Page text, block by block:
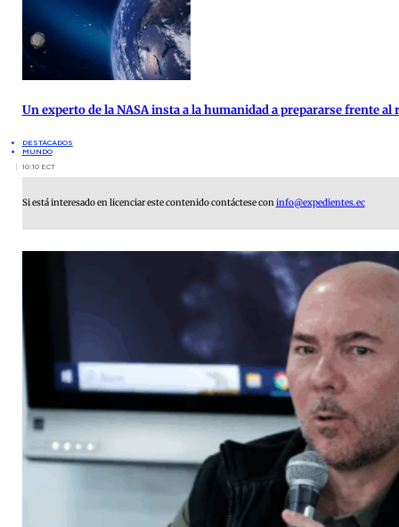
Un experto de la NASA insta a la humanidad a prepararse frente
DESTACADOS
MUNDO
10:10 ECT
Si está interesado en licenciar este contenido contáctese coninfo@expedientes.ec